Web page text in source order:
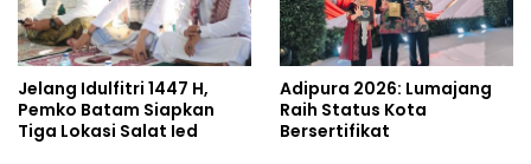
Jelang Idulfitri 1447 H,
Pemko Batam Siapkan
Tiga Lokasi Salat Ied
Adipura 2026: Lumajang
Raih Status Kota
Bersertifikat